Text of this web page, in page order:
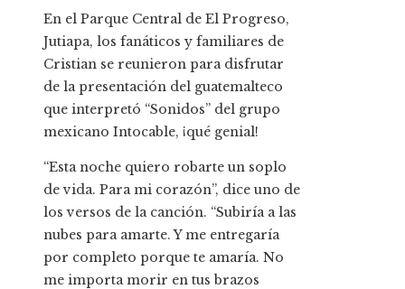
En el Parque Central de El Progreso,
Jutiapa, los fanáticos y familiares de
Cristian se reunieron para disfrutar
de la presentación del guatemalteco
que interpretó “Sonidos” del grupo
mexicano Intocable, ¡qué genial!
“Esta noche quiero robarte un soplo
de vida. Para mi corazón”, dice uno de
los versos de la canción. “Subiría a las
nubes para amarte. Y me entregaría
por completo porque te amaría. No
me importa morir en tus brazos